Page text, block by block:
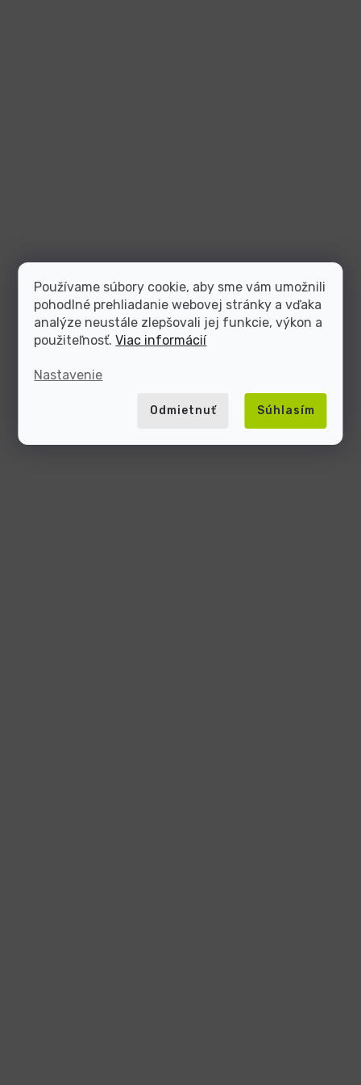
Používame súbory cookie, aby sme vám umožnili
pohodlné prehliadanie webovej stránky a vďaka
analýze neustále zlepšovali jej funkcie, výkon a
použiteľnosť.Viac informácií
Nastavenie
Odmietnuť Súhlasím